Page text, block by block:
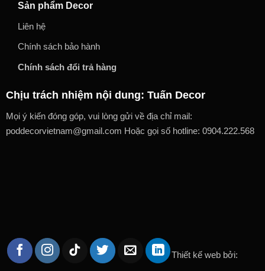
Sản phẩm Decor
Liên hệ
Chính sách bảo hành
Chính sách đổi trả hàng
Chịu trách nhiệm nội dung: Tuấn Decor
Mọi ý kiến đóng góp, vui lòng gửi về địa chỉ mail:
poddecorvietnam@gmail.com Hoặc gọi số hotline: 0904.222.568
Thiết kế web bởi: